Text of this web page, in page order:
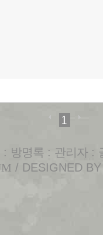
1
: 방명록 : 관리자 :
/ DESIGNED